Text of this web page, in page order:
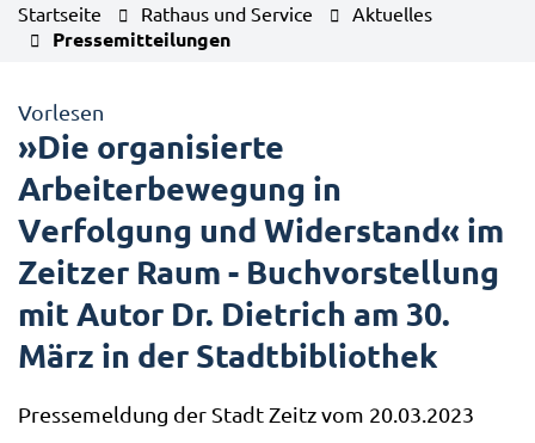
Startseite Rathaus und Service Aktuelles
Pressemitteilungen
Vorlesen
»Die organisierte
Arbeiterbewegung in
Verfolgung und Widerstand« im
Zeitzer Raum - Buchvorstellung
mit Autor Dr. Dietrich am 30.
März in der Stadtbibliothek
Pressemeldung der Stadt Zeitz vom 20.03.2023